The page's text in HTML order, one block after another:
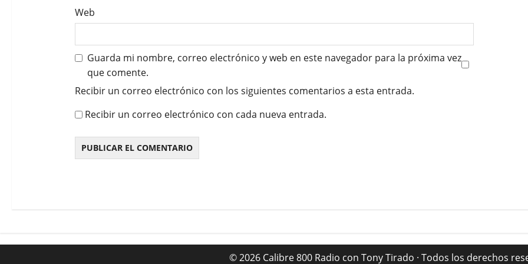
Web
Guarda mi nombre, correo electrónico y web en este navegador para la próxima vez
que comente.
Recibir un correo electrónico con los siguientes comentarios a esta entrada.
Recibir un correo electrónico con cada nueva entrada.
© 2026 Calibre 800 Radio con Tony Tirado · Todos los derechos